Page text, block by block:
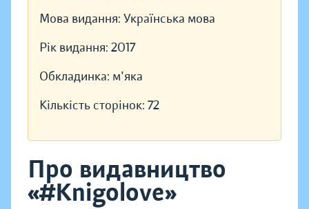
Мова видання: Українська мова
Рік видання: 2017
Обкладинка: м'яка
Кількість сторінок: 72
Про видавництво
«#Knigolove»